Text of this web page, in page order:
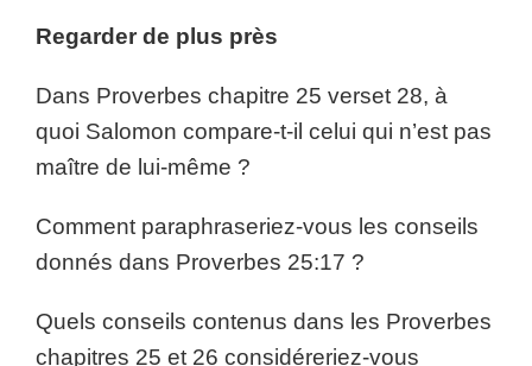
Regarder de plus près
Dans Proverbes chapitre 25 verset 28, à
quoi Salomon compare-t-il celui qui n’est pas
maître de lui-même ?
Comment paraphraseriez-vous les conseils
donnés dans Proverbes 25:17 ?
Quels conseils contenus dans les Proverbes
chapitres 25 et 26 considéreriez-vous